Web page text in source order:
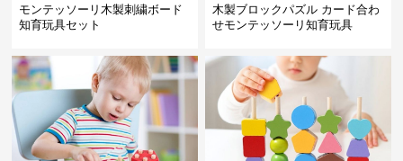
モンテッソーリ木製刺繍ボード
知育玩具セット
木製ブロックパズル カード合わ
せモンテッソーリ知育玩具